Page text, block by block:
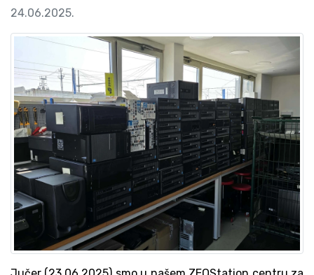
24.06.2025.